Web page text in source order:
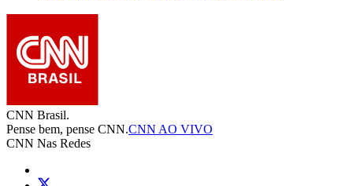
CNN Brasil.
Pense bem, pense CNN.CNN AO VIVO
CNN Nas Redes